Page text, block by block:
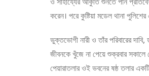
করেন। পরে কুষ্টিয়া মডেল থানা
ভুক্তভোগী নারী ও তাঁর পরিবারের
জীবনকে খুঁজে না পেয়ে শুক্রবার সকালে
পেয়ারাতলার ওই ভবনের ষষ্ঠ তলার